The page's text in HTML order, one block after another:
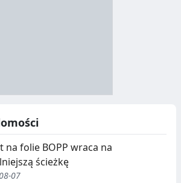
na folie BOPP wraca na
ścieżkę
07